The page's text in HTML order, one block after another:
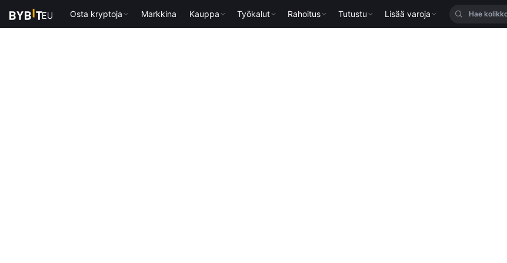
Osta kryptoja Markkina Kauppa Työkalut Rahoitus Tutustu Lisää varoja